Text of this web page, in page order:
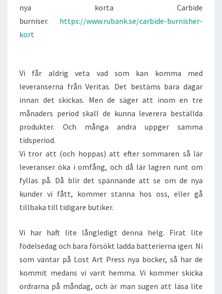
nya korta Carbide
burniser. https://www.rubank.se/carbide-burnisher-
kort
Vi får aldrig veta vad som kan komma med
leveranserna från Veritas. Det bestäms bara dagar
innan det skickas. Men de säger att inom en tre
månaders period skall de kunna leverera beställda
produkter. Och många andra uppger samma
tidsperiod.
Vi tror att (och hoppas) att efter sommaren så lär
leveranser öka i omfång, och då lär lagren runt om
fyllas på. Då blir det spännande att se om de nya
kunder vi fått, kommer stanna hos oss, eller gå
tillbaka till tidigare butiker.
Vi har haft lite långledigt denna helg. Firat lite
födelsedag och bara försökt ladda batterierna igen. Ni
som väntar på Lost Art Press nya böcker, så har de
kommit medans vi varit hemma. Vi kommer skicka
ordrarna på måndag, och är man sugen att läsa lite